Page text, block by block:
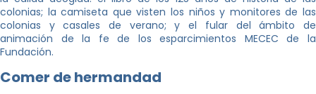
colonias; la camiseta que visten los niños y monitores de las
colonias y casales de verano; y el fular del ámbito de
animación de la fe de los esparcimientos MECEC de la
Fundación.
Comer de hermandad